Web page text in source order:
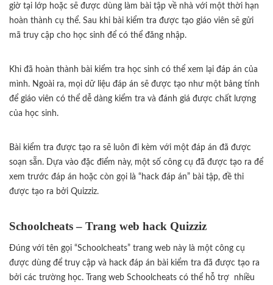
giờ tại lớp hoặc sẽ được dùng làm bài tập về nhà với một thời hạn
hoàn thành cụ thể. Sau khi bài kiểm tra được tạo giáo viên sẽ gửi
mã truy cập cho học sinh để có thể đăng nhập.
Khi đã hoàn thành bài kiểm tra học sinh có thể xem lại đáp án của
mình. Ngoài ra, mọi dữ liệu đáp án sẽ được tạo như một bảng tính
để giáo viên có thể dễ dàng kiểm tra và đánh giá được chất lượng
của học sinh.
Bài kiểm tra được tạo ra sẽ luôn đi kèm với một đáp án đã được
soạn sẵn. Dựa vào đặc điểm này, một số công cụ đã được tạo ra để
xem trước đáp án hoặc còn gọi là “hack đáp án” bài tập, đề thi
được tạo ra bởi Quizziz.
Schoolcheats – Trang web hack Quizziz
Đúng với tên gọi “Schoolcheats” trang web này là một công cụ
được dùng để truy cập và hack đáp án bài kiểm tra đã được tạo ra
bởi các trường học. Trang web Schoolcheats có thể hỗ trợ nhiều